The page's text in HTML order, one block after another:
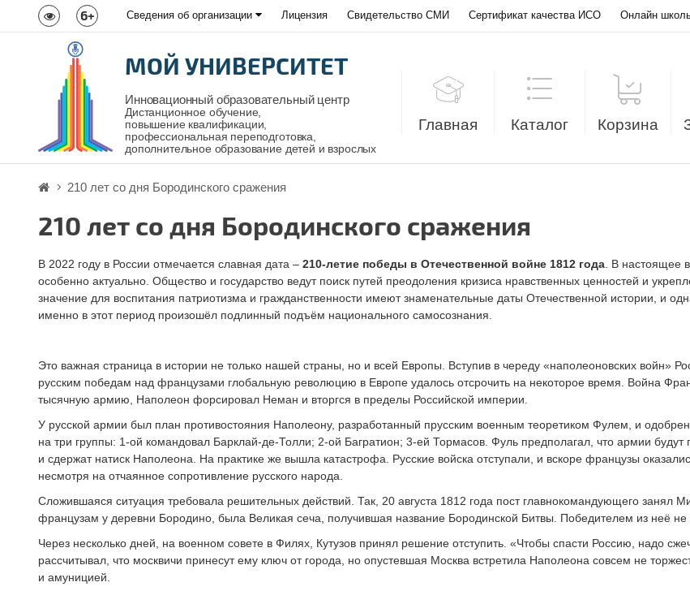
6+ Сведения об организации Лицензия Свидетельство СМИ Сертификат качества ИСО Онлайн
МОЙ УНИВЕРСИТЕТ
Инновационный образовательный центр
Дистанционное обучение,
повышение квалификации,
профессиональная переподготовка,
дополнительное образование детей и взрослых
Главная Каталог Корзина
210 лет со дня Бородинского сражения
210 лет со дня Бородинского сражения
В 2022 году в России отмечается славная дата – 210-летие победы в Отечественной войне 1812 года . В настоящее
особенно актуально. Общество и государство ведут поиск путей преодоления кризиса нравственных ценностей и
значение для воспитания патриотизма и гражданственности имеют знаменательные даты Отечественной истории, и
именно в этот период произошёл подлинный подъём национального самосознания.
Это важная страница в истории не только нашей страны, но и всей Европы. Вступив в череду «наполеоновских войн»
русским победам над французами глобальную революцию в Европе удалось отсрочить на некоторое время. Война
тысячную армию, Наполеон форсировал Неман и вторгся в пределы Российской империи.
У русской армии был план противостояния Наполеону, разработанный прусским военным теоретиком Фулем, и
на три группы: 1-ой командовал Барклай-де-Толли; 2-ой Багратион; 3-ей Тормасов. Фуль предполагал, что армии будут
и сдержат натиск Наполеона. На практике же вышла катастрофа. Русские войска отступали, и вскоре французы
несмотря на отчаянное сопротивление русского народа.
Сложившаяся ситуация требовала решительных действий. Так, 20 августа 1812 года пост главнокомандующего занял
французам у деревни Бородино, была Великая сеча, получившая название Бородинской Битвы. Победителем из неё
Через несколько дней, на военном совете в Филях, Кутузов принял решение отступить. «Чтобы спасти Россию, надо
рассчитывал, что москвичи принесут ему ключ от города, но опустевшая Москва встретила Наполеона совсем не
и амуницией.